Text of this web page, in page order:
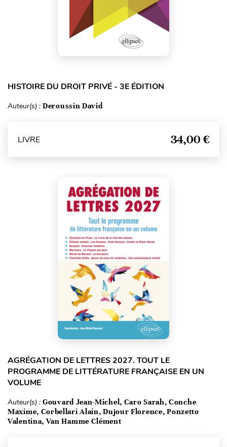
HISTOIRE DU DROIT PRIVÉ - 3E ÉDITION
Auteur(s) : Deroussin David
LIVRE 34,00 €
AGRÉGATION DE LETTRES 2027. TOUT LE
PROGRAMME DE LITTÉRATURE FRANÇAISE EN UN
VOLUME
Auteur(s) : Gouvard Jean-Michel, Caro Sarah, Conche
Maxime, Corbellari Alain, Dujour Florence, Ponzetto
Valentina, Van Hamme Clément